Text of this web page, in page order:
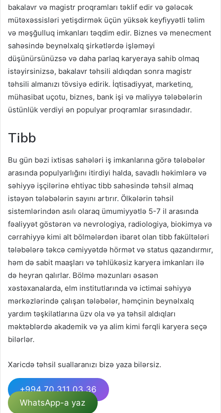
bakalavr və magistr proqramları təklif edir və gələcək
mütəxəssisləri yetişdirmək üçün yüksək keyfiyyətli təlim
və məşğulluq imkanları təqdim edir. Biznes və menecment
sahəsində beynəlxalq şirkətlərdə işləməyi
düşünürsünüzsə və daha parlaq karyeraya sahib olmaq
istəyirsinizsə, bakalavr təhsili aldıqdan sonra magistr
təhsili almanızı tövsiyə edirik. İqtisadiyyat, marketinq,
mühasibat uçotu, biznes, bank işi və maliyyə tələbələrin
üstünlük verdiyi ən populyar proqramlar sırasındadır.
Tibb
Bu gün bəzi ixtisas sahələri iş imkanlarına görə tələbələr
arasında populyarlığını itirdiyi halda, savadlı həkimlərə və
səhiyyə işçilərinə ehtiyac tibb sahəsində təhsil almaq
istəyən tələbələrin sayını artırır. Ölkələrin təhsil
sistemlərindən asılı olaraq ümumiyyətlə 5-7 il arasında
fəaliyyət göstərən və nevrologiya, radiologiya, biokimya və
cərrahiyyə kimi alt bölmələrdən ibarət olan tibb fakültələri
tələbələrə təkcə cəmiyyətdə hörmət və status qazandırmır,
həm də sabit maaşları və təhlükəsiz karyera imkanları ilə
də heyran qalırlar. Bölmə məzunları əsasən
xəstəxanalarda, elm institutlarında və ictimai səhiyyə
mərkəzlərində çalışan tələbələr, həmçinin beynəlxalq
yardım təşkilatlarına üzv ola və ya təhsil aldıqları
məktəblərdə akademik və ya alim kimi fərqli karyera seçə
bilərlər.
Xaricdə təhsil suallaranızı bizə yaza bilərsiz.
+994 70 311 03 36
WhatsApp-a yaz